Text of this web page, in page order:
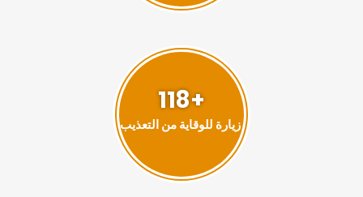
+118
زيارة للوقاية من التعذيب